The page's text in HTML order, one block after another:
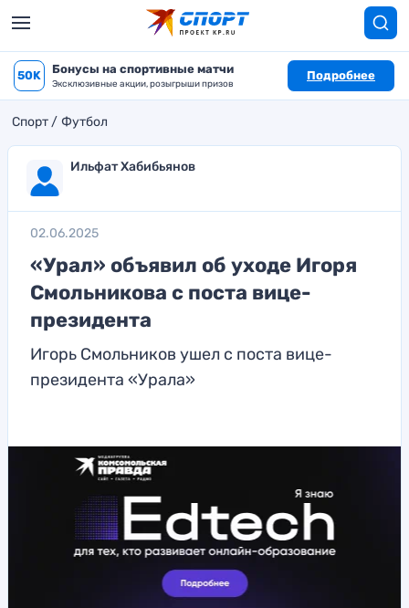
50K Бонусы на спортивные матчи
Эксклюзивные акции, розыгрыши призов
Подробнее
Спорт Футбол
Ильфат Хабибьянов
02.06.2025
«Урал» объявил об уходе Игоря
Смольникова с поста вице-
президента
Игорь Смольников ушел с поста вице-
президента «Урала»